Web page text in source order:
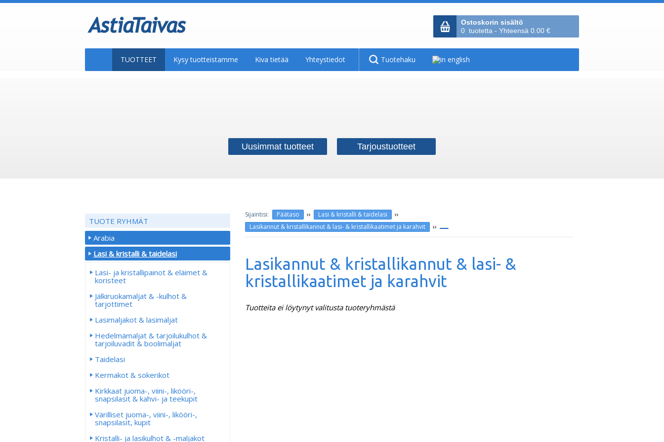
Ostoskorin sisältö
0 tuotetta - Yhteensä 0.00 €
TUOTTEET Kysy tuotteistamme Kiva tietää Yhteystiedot Tuotehaku
Uusimmat tuotteet Tarjoustuotteet
Päätaso ›› Lasi & kristalli & taidelasi ››
Lasikannut & kristallikannut & lasi- & kristallikaatimet ja karahvit ››
Lasikannut & kristallikannut & lasi- &
kristallikaatimet ja karahvit
Tuotteita ei löytynyt valitusta tuoteryhmästä
TUOTE RYHMÄT
Arabia
Lasi & kristalli & taidelasi
Lasi- ja kristallipainot & eläimet &
koristeet
Jälkiruokamaljat & -kulhot &
tarjottimet
Lasimaljakot & lasimaljat
Hedelmämaljat & tarjoilukulhot &
tarjoiluvadit & boolimaljat
Taidelasi
Kermakot & sokerikot
Kirkkaat juoma-, viini-, likööri-,
snapsilasit & kahvi- ja teekupit
Värilliset juoma-, viini-, likööri-,
snapsilasit, kupit
Kristalli- ja lasikulhot & -maljakot